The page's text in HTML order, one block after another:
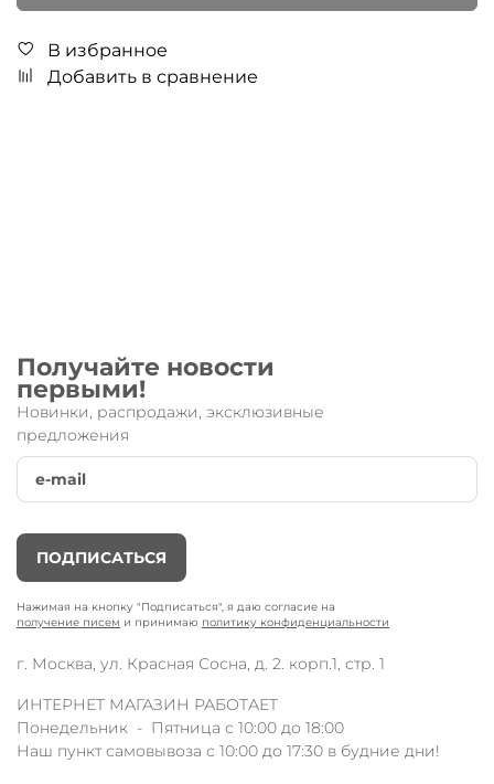
В избранное
Добавить в сравнение
Получайте новости
первыми!
Новинки, распродажи, эксклюзивные
предложения
ПОДПИСАТЬСЯ
Нажимая на кнопку "Подписаться", я даю согласие на
получение писем и принимаю политику конфиденциальности
г. Москва, ул. Красная Сосна, д. 2. корп.1, стр. 1
ИНТЕРНЕТ МАГАЗИН РАБОТАЕТ
Понедельник - Пятница с 10:00 до 18:00
Наш пункт самовывоза с 10:00 до 17:30 в будние дни!